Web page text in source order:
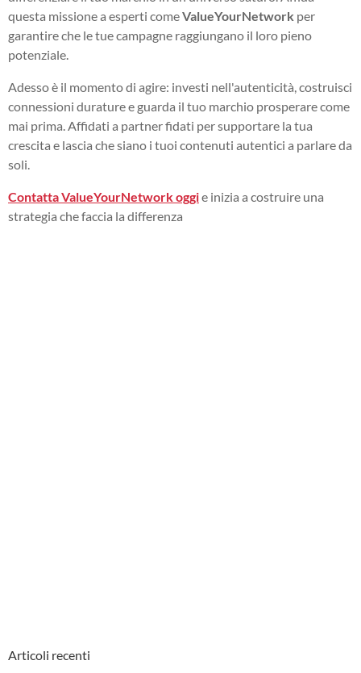
questa missione a esperti comeValueYourNetwork per
garantire che le tue campagne raggiungano il loro pieno
potenziale.
Adesso è il momento di agire: investi nell'autenticità, costruisci
connessioni durature e guarda il tuo marchio prosperare come
mai prima. Affidati a partner fidati per supportare la tua
crescita e lascia che siano i tuoi contenuti autentici a parlare da
soli.
Contatta ValueYourNetwork oggie inizia a costruire una
strategia che faccia la differenza
Articoli recenti